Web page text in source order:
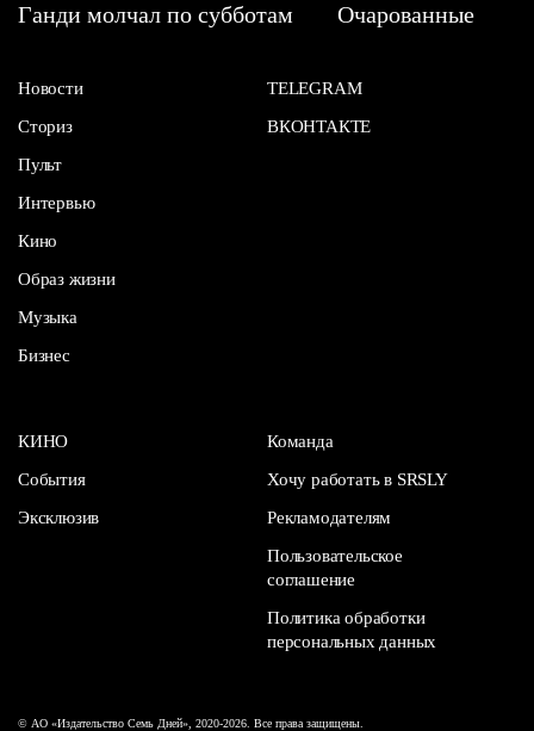
Ганди молчал по субботам
Очарованные
Новости
Сториз
Пульт
Интервью
Кино
Образ жизни
Музыка
Бизнес
TELEGRAM
ВКОНТАКТЕ
КИНО
События
Эксклюзив
Команда
Хочу работать в SRSLY
Рекламодателям
Пользовательское
соглашение
Политика обработки
персональных данных
© АО «Издательство Семь Дней», 2020-2026. Все права защищены.